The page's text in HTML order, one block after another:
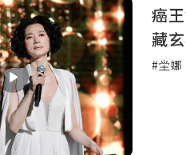
癌
藏
#坣娜